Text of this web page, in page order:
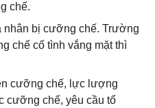
chế.
nhân bị cưỡng chế. Trường
chế cố tình vắng mặt thì
cưỡng chế, lực lượng
cưỡng chế, yêu cầu tổ